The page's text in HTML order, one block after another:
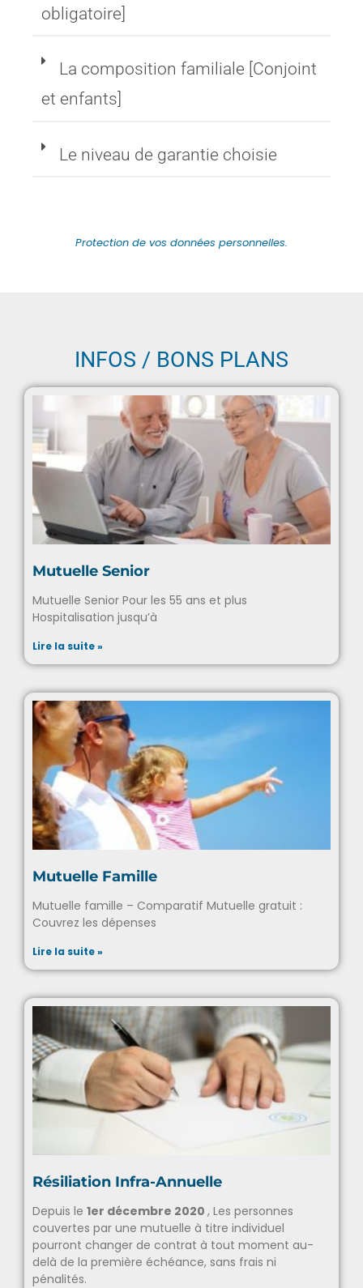
obligatoire]
La composition familiale [Conjoint
et enfants]
Le niveau de garantie choisie
Protection de vos données personnelles.
INFOS / BONS PLANS
Mutuelle Senior
Mutuelle Senior Pour les 55 ans et plus
Hospitalisation jusqu’à
Lire la suite »
Mutuelle Famille
Mutuelle famille – Comparatif Mutuelle gratuit :
Couvrez les dépenses
Lire la suite »
Résiliation Infra-Annuelle
Depuis le 1er décembre 2020 , Les personnes
couvertes par une mutuelle à titre individuel
pourront changer de contrat à tout moment au-
delà de la première échéance, sans frais ni
pénalités.